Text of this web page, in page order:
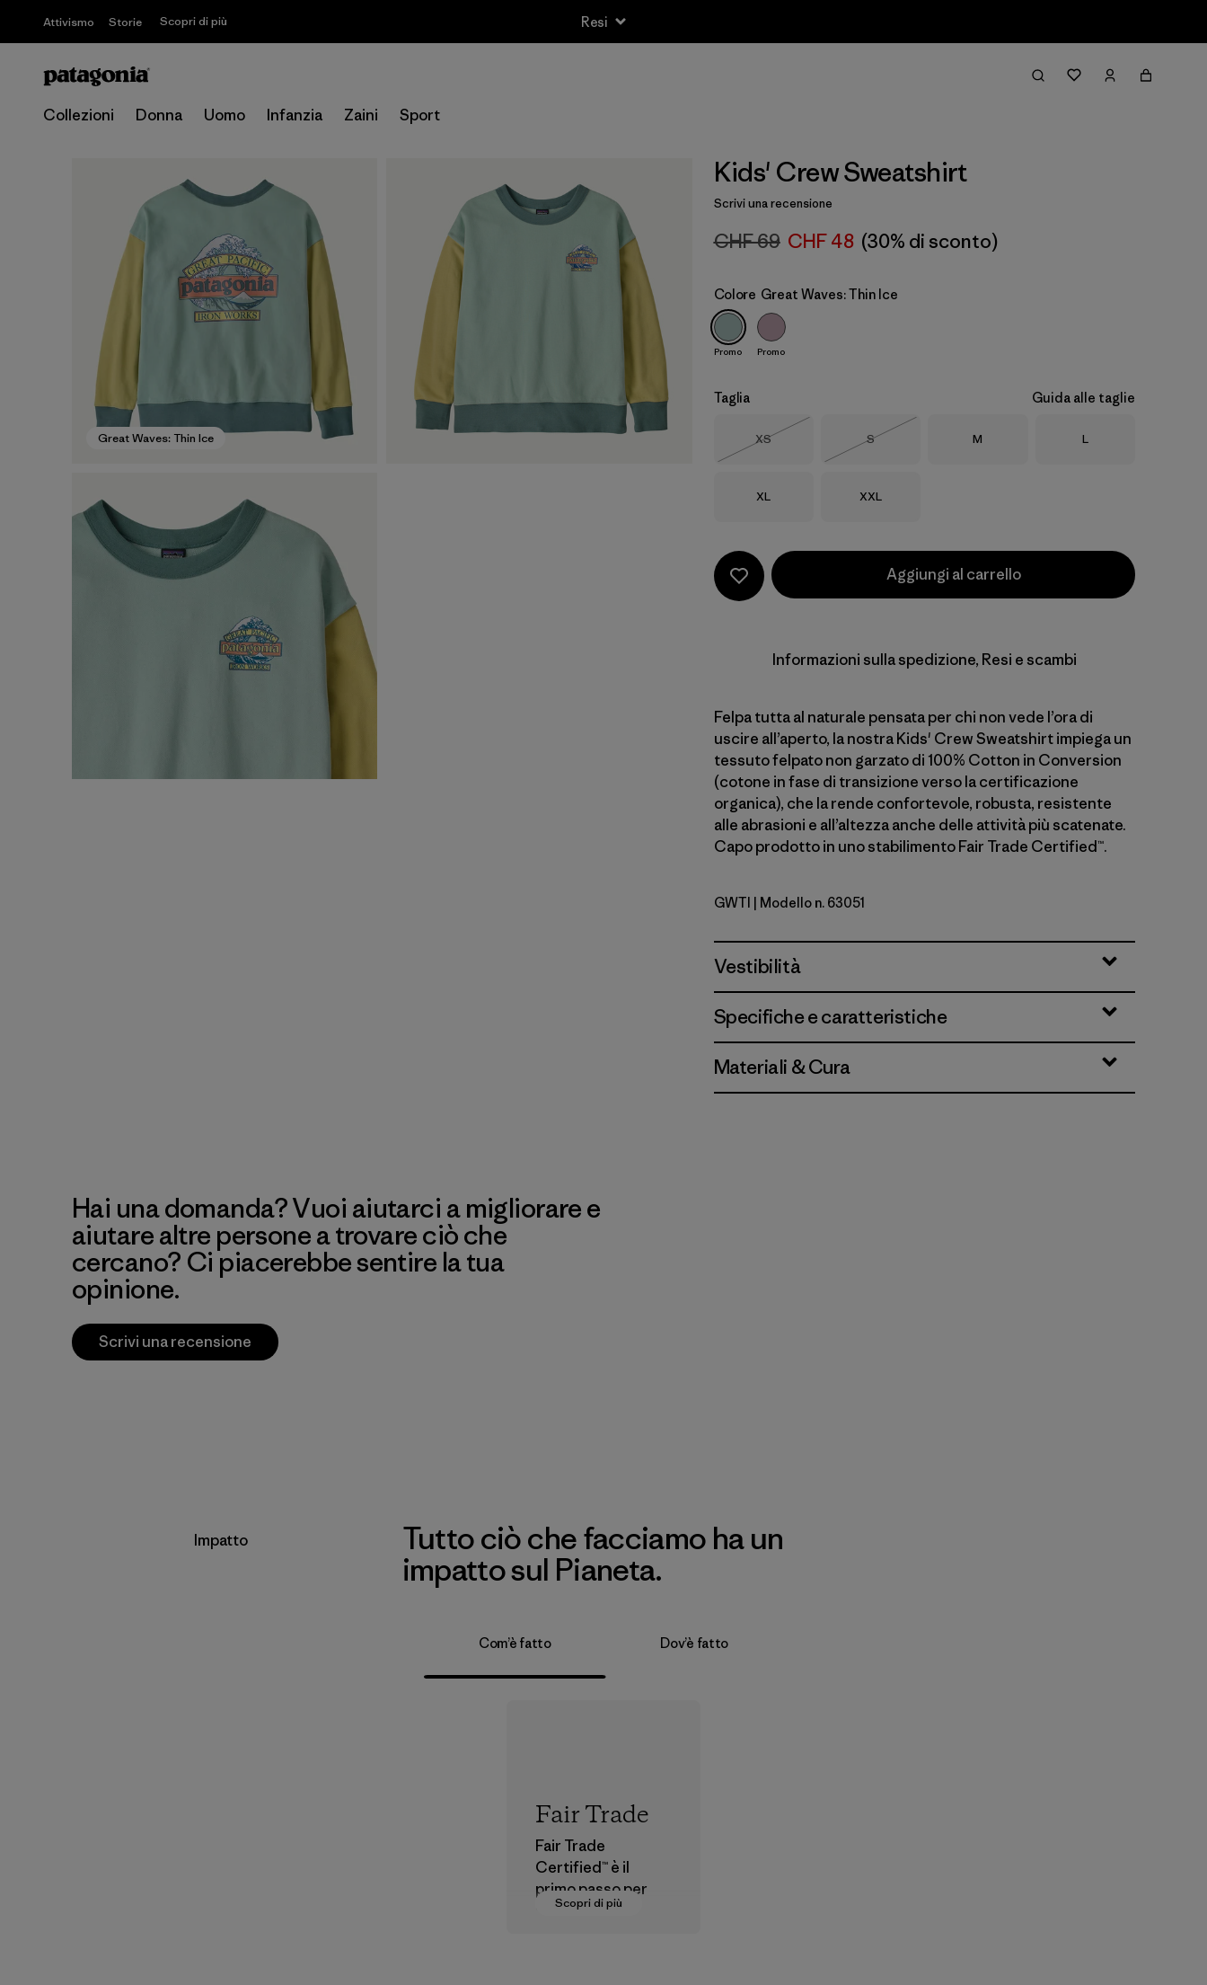
Attivismo Storie Scopri di più Resi
Collezioni Donna Uomo Infanzia Zaini Sport
Great Waves: Thin Ice
Kids' Crew Sweatshirt
Scrivi una recensione
CHF 69 CHF 48 (30% di sconto)
Colore Great Waves: Thin Ice
Promo Promo
Taglia Guida alle taglie
Taglia
XS
Taglia
S
Taglia
M Taglia
L
Taglia
XL Taglia
XXL
Aggiungi al carrello
Informazioni sulla spedizione, Resi e scambi
Felpa tutta al naturale pensata per chi non vede l’ora di
uscire all’aperto, la nostra Kids' Crew Sweatshirt impiega un
tessuto felpato non garzato di 100% Cotton in Conversion
(cotone in fase di transizione verso la certificazione
organica), che la rende confortevole, robusta, resistente
alle abrasioni e all’altezza anche delle attività più scatenate.
Capo prodotto in uno stabilimento Fair Trade Certified™.
Great Waves: Thin Ice
GWTI | Modello n. 63051
Vestibilità
Specifiche e caratteristiche
Materiali & Cura
Hai una domanda? Vuoi aiutarci a migliorare e
aiutare altre persone a trovare ciò che
cercano? Ci piacerebbe sentire la tua
opinione.
Scrivi una recensione
Impatto
Tutto ciò che facciamo ha un
impatto sul Pianeta.
Com’è fatto Dov’è fatto
Scopri di più
Fair Trade
Fair Trade
Certified™ è il
primo passo per
pagare salari